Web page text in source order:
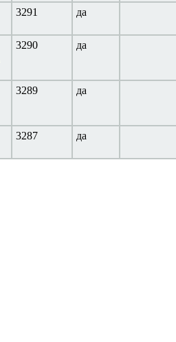
3291 да
3290 да
3289 да
3287 да